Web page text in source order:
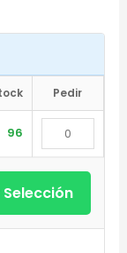
×
aquí
Pedir
96